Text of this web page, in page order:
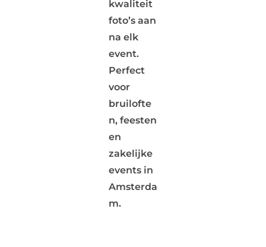
kwaliteit
foto’s aan
na elk
event.
Perfect
voor
bruilofte
n, feesten
en
zakelijke
events in
Amsterda
m.